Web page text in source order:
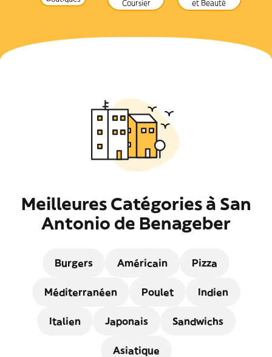
Coursier
et Beauté
Meilleures Catégories à San
Antonio de Benageber
Burgers Américain Pizza
Méditerranéen Poulet Indien
Italien Japonais Sandwichs
Asiatique